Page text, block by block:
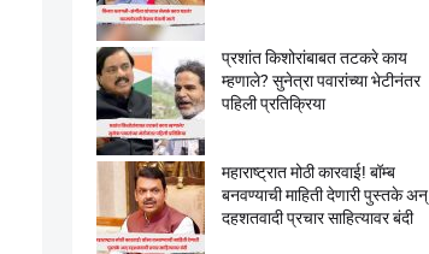
प्रशांत किशोरांबाबत तटकरे काय
म्हणाले? सुनेत्रा पवारांच्या भेटीनंतर
पहिली प्रतिक्रिया
महाराष्ट्रात मोठी कारवाई! बॉम्ब
बनवण्याची माहिती देणारी पुस्तके अन्
दहशतवादी प्रचार साहित्यावर बंदी